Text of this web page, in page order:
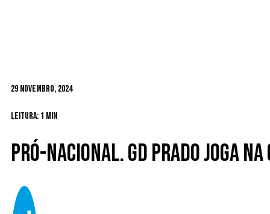
29 Novembro, 2024
Leitura: 1 min
Pró-Nacional. GD Prado joga